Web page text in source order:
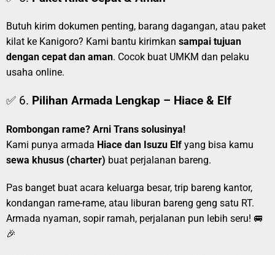
Butuh kirim dokumen penting, barang dagangan, atau paket
kilat ke Kanigoro? Kami bantu kirimkan sampai tujuan
dengan cepat dan aman. Cocok buat UMKM dan pelaku
usaha online.
✅ 6. Pilihan Armada Lengkap – Hiace & Elf
Rombongan rame? Arni Trans solusinya!
Kami punya armada Hiace dan Isuzu Elf yang bisa kamu
sewa khusus (charter) buat perjalanan bareng.
Pas banget buat acara keluarga besar, trip bareng kantor,
kondangan rame-rame, atau liburan bareng geng satu RT.
Armada nyaman, sopir ramah, perjalanan pun lebih seru! 🚐
🎉